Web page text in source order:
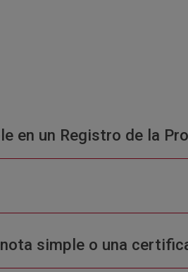
en un Registro de la
simple o una